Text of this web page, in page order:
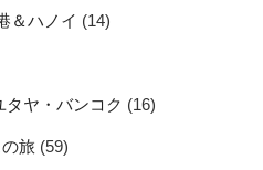
＆ハノイ (14)
タヤ・バンコク (16)
旅 (59)